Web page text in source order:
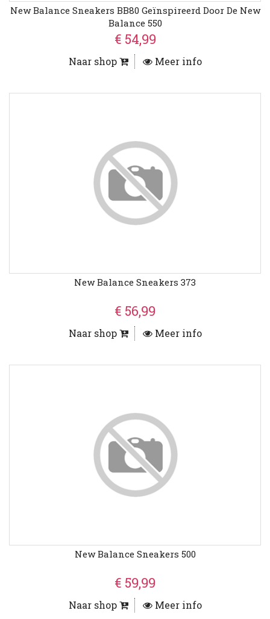
New Balance Sneakers BB80 Geïnspireerd Door De New
Balance 550
€ 54,99
Naar shop Meer info
New Balance Sneakers 373
€ 56,99
Naar shop Meer info
New Balance Sneakers 500
€ 59,99
Naar shop Meer info